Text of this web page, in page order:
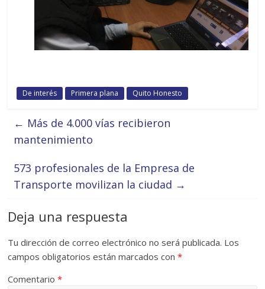
De interés Primera plana Quito Honesto
← Más de 4.000 vías recibieron
mantenimiento
573 profesionales de la Empresa de
Transporte movilizan la ciudad →
Deja una respuesta
Tu dirección de correo electrónico no será publicada. Los
campos obligatorios están marcados con*
Comentario*